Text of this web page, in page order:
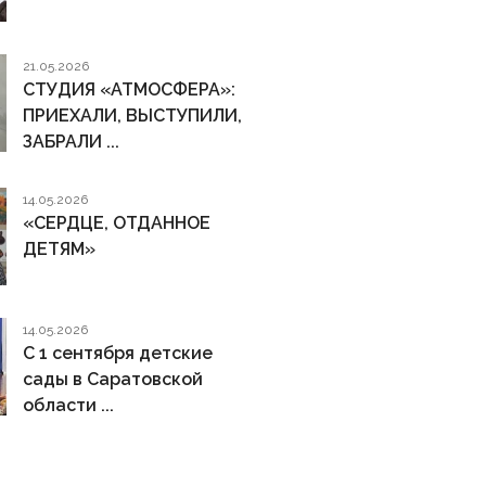
21.05.2026
СТУДИЯ «АТМОСФЕРА»:
ПРИЕХАЛИ, ВЫСТУПИЛИ,
ЗАБРАЛИ ...
14.05.2026
«СЕРДЦЕ, ОТДАННОЕ
ДЕТЯМ»
14.05.2026
С 1 сентября детские
сады в Саратовской
области ...